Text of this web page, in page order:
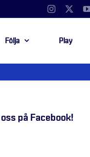
Instagram
Följa Play
oss på Facebook!